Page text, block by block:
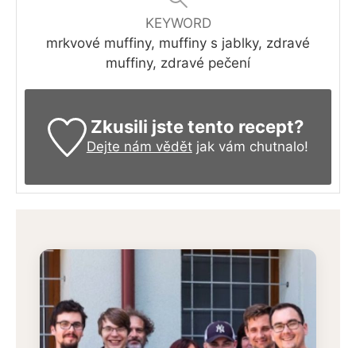
KEYWORD
mrkvové muffiny, muffiny s jablky, zdravé
muffiny, zdravé pečení
Zkusili jste tento recept?
Dejte nám vědětjak vám chutnalo!